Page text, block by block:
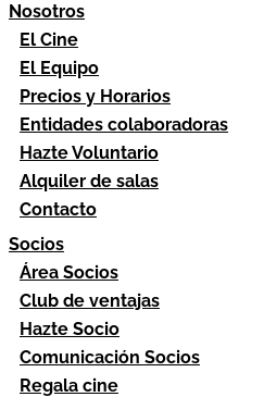
Nosotros
El Cine
El Equipo
Precios y Horarios
Entidades colaboradoras
Hazte Voluntario
Alquiler de salas
Contacto
Socios
Área Socios
Club de ventajas
Hazte Socio
Comunicación Socios
Regala cine